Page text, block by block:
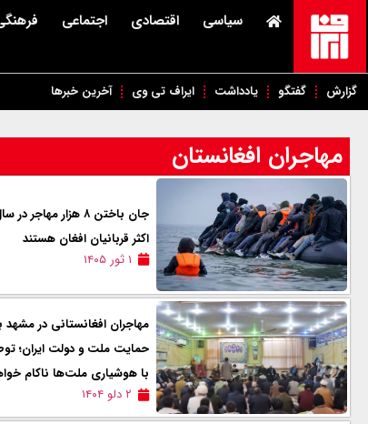
سیاسی اقتصادی اجتماعی
گزارش گفتگو یادداشت ایراف تی وی آخرین خبرها
مهاجران افغانستان
اکثر قربانیان افغان هستند
۱ ثور ۱۴۰۵
مهاجران افغانستانی در مشهد
حمایت ملت و دولت ایران؛
با هوشیاری ملت‌ها ناکام
۲ دلو ۱۴۰۴